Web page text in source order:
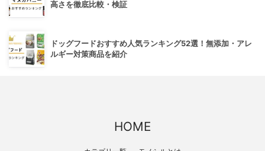
高さを徹底比較・検証
ドッグフードおすすめ人気ランキング52選！無添加・アレ
ルギー対策商品を紹介
HOME